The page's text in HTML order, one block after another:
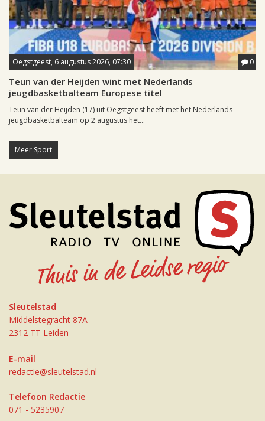
Oegstgeest, 6 augustus 2026, 07:30 0
Teun van der Heijden wint met Nederlands
jeugdbasketbalteam Europese titel
Teun van der Heijden (17) uit Oegstgeest heeft met het Nederlands
jeugdbasketbalteam op 2 augustus het...
Meer Sport
Sleutelstad
Middelstegracht 87A
2312 TT Leiden
E-mail
redactie@sleutelstad.nl
Telefoon Redactie
071 - 5235907